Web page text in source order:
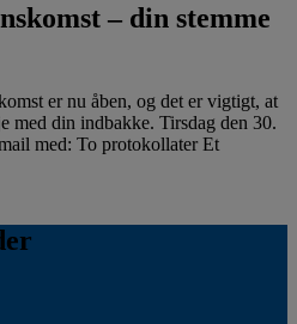
– din stemme
er nu åben, og det er vigtigt, at
med din indbakke. Tirsdag den 30.
med: To protokollater Et